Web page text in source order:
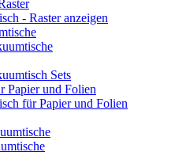
- Raster anzeigen
Sets
Papier und Folien
für Papier und Folien